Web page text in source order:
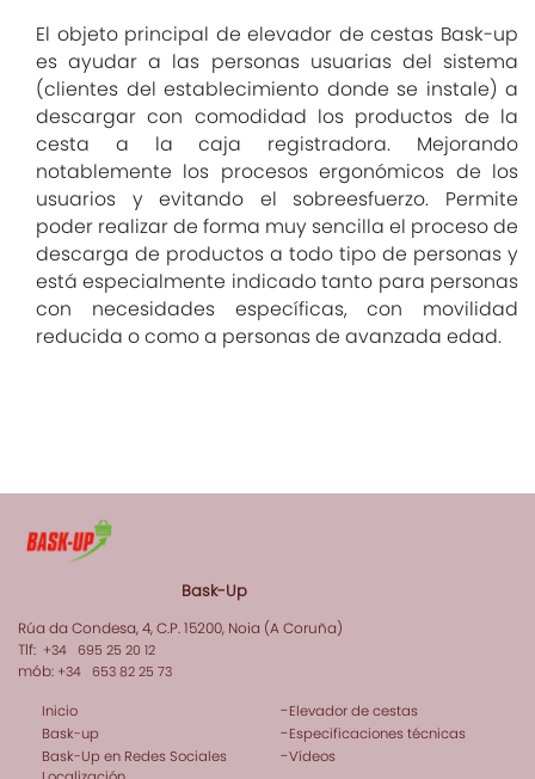
El objeto principal de elevador de cestas Bask-up
es ayudar a las personas usuarias del sistema
(clientes del establecimiento donde se instale) a
descargar con comodidad los productos de la
cesta a la caja registradora. Mejorando
notablemente los procesos ergonómicos de los
usuarios y evitando el sobreesfuerzo. Permite
poder realizar de forma muy sencilla el proceso de
descarga de productos a todo tipo de personas y
está especialmente indicado tanto para personas
con necesidades específicas, con movilidad
reducida o como a personas de avanzada edad.
Bask-Up
Rúa da Condesa, 4, C.P. 15200, Noia (A Coruña)
Tlf: +34 695 25 20 12
mób: +34 653 82 25 73
Inicio
Bask-up
Bask-Up en Redes Sociales
-Elevador de cestas
-Especificaciones técnicas
-Vídeos